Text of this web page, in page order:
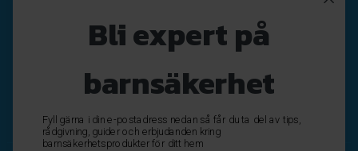
Nyhetsbrev
Avregistrera
Bli expert på
barnsäkerhet
Fyll gärna i din e-postadress nedan så får du ta del av tips,
rådgivning, guider och erbjudanden kring
barnsäkerhetsprodukter för ditt hem